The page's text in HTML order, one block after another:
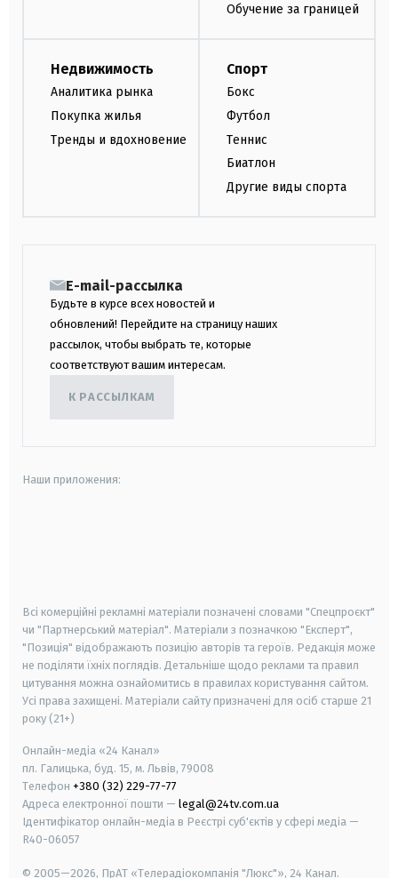
Обучение за границей
Недвижимость
Аналитика рынка
Покупка жилья
Тренды и вдохновение
Спорт
Бокс
Футбол
Теннис
Биатлон
Другие виды спорта
E-mail-рассылка
Будьте в курсе всех новостей и
обновлений! Перейдите на страницу наших
рассылок, чтобы выбрать те, которые
соответствуют вашим интересам.
К РАССЫЛКАМ
Наши приложения:
Всі комерційні рекламні матеріали позначені словами "Спецпроєкт"
чи "Партнерський матеріал". Матеріали з позначкою "Експерт",
"Позиція" відображають позицію авторів та героїв. Редакція може
не поділяти їхніх поглядів. Детальніше щодо реклами та правил
цитування можна ознайомитись в правилах користування сайтом.
Усі права захищені. Матеріали сайту призначені для осіб старше 21
року (21+)
Онлайн-медіа «24 Канал»
пл. Галицька, буд. 15, м. Львів, 79008
Телефон +380 (32) 229-77-77
Адреса електронної пошти — legal@24tv.com.ua
Ідентифікатор онлайн-медіа в Реєстрі суб'єктів у сфері медіа —
R40-06057
© 2005—2026, ПрАТ «Телерадіокомпанія "Люкс"», 24 Канал.